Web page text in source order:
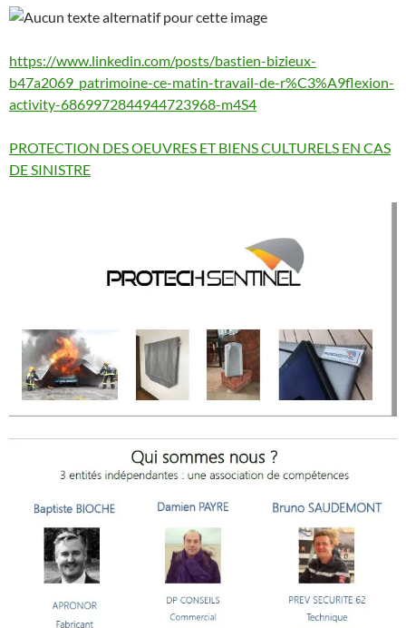
https://www.linkedin.com/posts/bastien-bizieux-
b47a2069_patrimoine-ce-matin-travail-de-r%C3%A9flexion-
activity-6869972844944723968-m4S4
PROTECTION DES OEUVRES ET BIENS CULTURELS EN CAS
DE SINISTRE